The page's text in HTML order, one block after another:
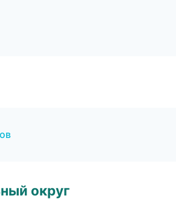
округ